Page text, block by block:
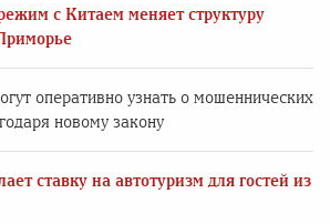
с Китаем меняет структуру
оперативно узнать о мошеннических
новому закону
ставку на автотуризм для гостей из